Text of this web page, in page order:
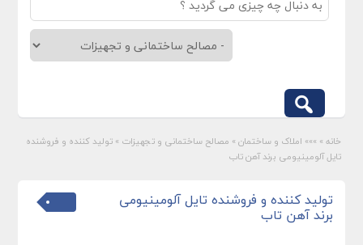
خانه » »»» املاک و ساختمان » مصالح ساختمانی و تجهیزات » تولید کننده و فروشنده
تایل آلومینیومی برند آهن تاب
تولید کننده و فروشنده تایل آلومینیومی
برند آهن تاب